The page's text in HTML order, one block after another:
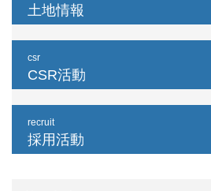
土地情報
csr
CSR活動
recruit
採用活動